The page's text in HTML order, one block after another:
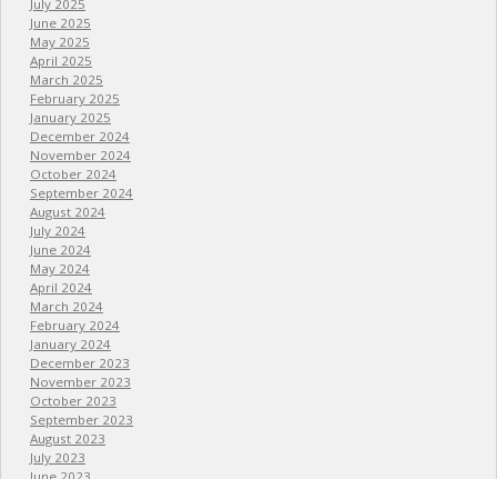
July 2025
June 2025
May 2025
April 2025
March 2025
February 2025
January 2025
December 2024
November 2024
October 2024
September 2024
August 2024
July 2024
June 2024
May 2024
April 2024
March 2024
February 2024
January 2024
December 2023
November 2023
October 2023
September 2023
August 2023
July 2023